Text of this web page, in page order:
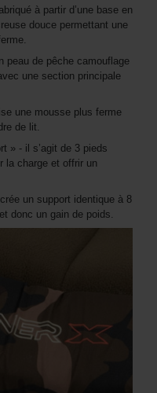
à partir d’une base en
douce permettant une
peau de pêche camouflage
une section principale
une mousse plus ferme
de lit.
» - il s’agit de 3 pieds
la charge et offrir un
un support identique à 8
donc un gain de poids.